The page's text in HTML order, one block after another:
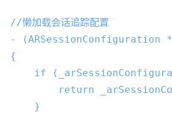
//懒加载会话追踪配置
- (ARSessionConfiguration
{
if
return
    }